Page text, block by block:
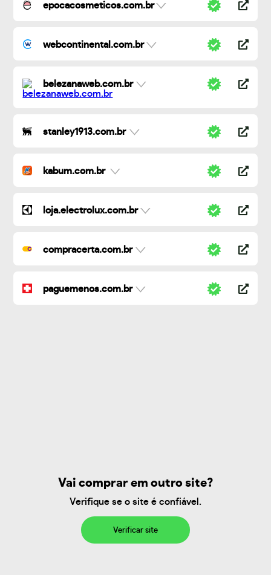
epocacosmeticos.com.br
webcontinental.com.br
belezanaweb.com.br
stanley1913.com.br
kabum.com.br
loja.electrolux.com.br
compracerta.com.br
paguemenos.com.br
Vai comprar em outro site?
Verifique se o site é confiável.
Verificar site